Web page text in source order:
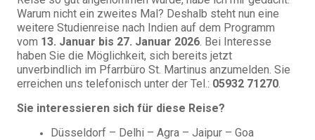
Warum nicht ein zweites Mal? Deshalb steht nun eine
weitere Studienreise nach Indien auf dem Programm
vom 13. Januar bis 27. Januar 2026. Bei Interesse
haben Sie die Möglichkeit, sich bereits jetzt
unverbindlich im Pfarrbüro St. Martinus anzumelden. Sie
erreichen uns telefonisch unter der Tel.: 05932 71270.
Sie interessieren sich für diese Reise?
Düsseldorf – Delhi – Agra – Jaipur – Goa